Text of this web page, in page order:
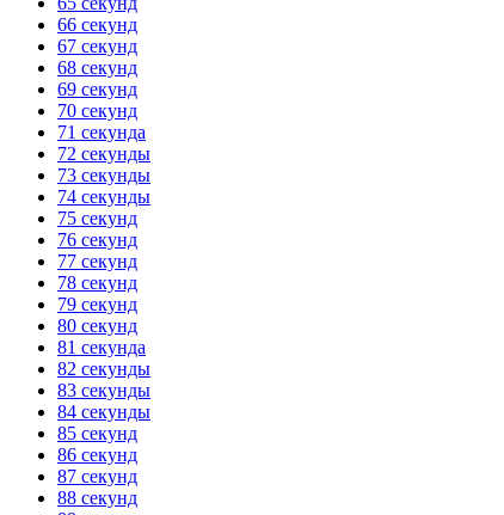
66 секунд
67 секунд
68 секунд
69 секунд
70 секунд
71 секунда
72 секунды
73 секунды
74 секунды
75 секунд
76 секунд
77 секунд
78 секунд
79 секунд
80 секунд
81 секунда
82 секунды
83 секунды
84 секунды
85 секунд
86 секунд
87 секунд
88 секунд